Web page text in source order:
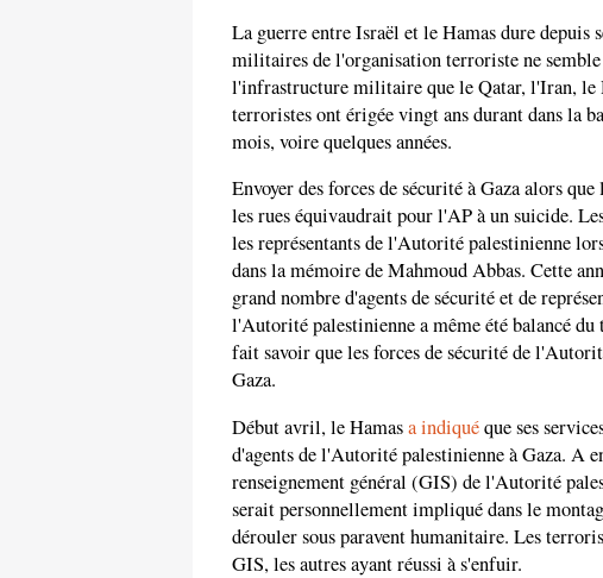
La guerre entre Israël et le Hamas dure depuis
militaires de l'organisation terroriste ne
l'infrastructure militaire que le Qatar, l'Iran, le
terroristes ont érigée vingt ans durant dans la
mois, voire quelques années.
Envoyer des forces de sécurité à Gaza alors
les rues équivaudrait pour l'AP à un suicide.
les représentants de l'Autorité palestinienne
dans la mémoire de Mahmoud Abbas. Cette
grand nombre d'agents de sécurité et de
l'Autorité palestinienne a même été balancé
fait savoir que les forces de sécurité de
Gaza.
Début avril, le Hamasa indiquéque ses
d'agents de l'Autorité palestinienne à Gaza. A
renseignement général (GIS) de l'Autorité
serait personnellement impliqué dans le
dérouler sous paravent humanitaire. Les
GIS, les autres ayant réussi à s'enfuir.